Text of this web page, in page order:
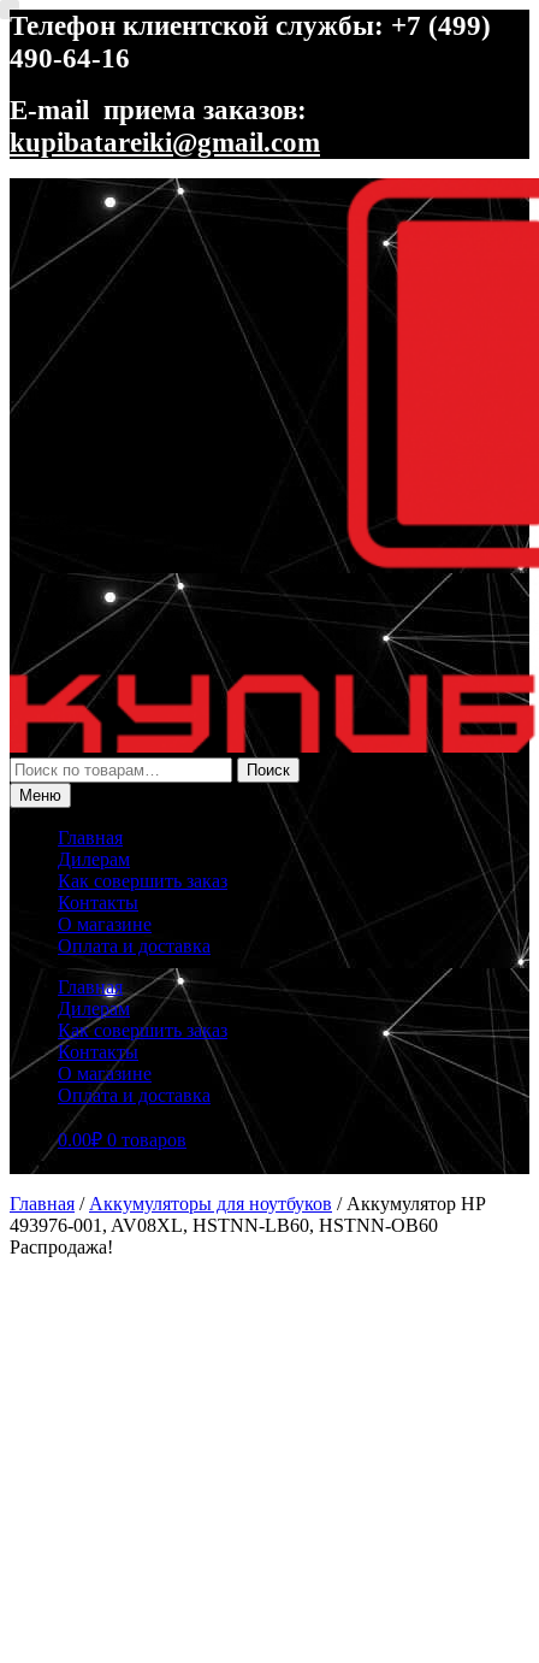
Телефон клиентской службы: +7 (499)
490-64-16
E-mail приема заказов:
kupibatareiki@gmail.com
Перейти
навигации
Перейти
содержимому
Искать:
Поиск
Меню
Главная
Дилерам
Как совершить заказ
Контакты
О магазине
Оплата и доставка
Главная
Дилерам
Как совершить заказ
Контакты
О магазине
Оплата и доставка
0.00₽ 0 товаров
Главная / Аккумуляторы для ноутбуков / Аккумулятор HP
493976-001, AV08XL, HSTNN-LB60, HSTNN-OB60
Распродажа!